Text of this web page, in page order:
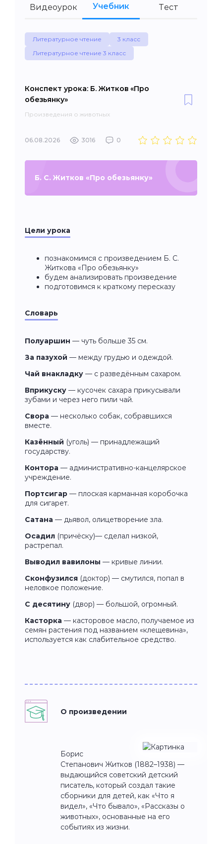
Видеоурок Учебник Тест
Литературное чтение
3 класс
Литературное чтение 3 класс
Конспект урока: Б. Житков «Про
обезьянку»
Произведения о животных
06.08.2026 3016 0
Б. С. Житков «Про обезьянку»
Цели урока
познакомимся с произведением Б. С.
Житкова «Про обезьянку»
будем анализировать произведение
подготовимся к краткому пересказу
Словарь
Полуаршин — чуть больше 35 см.
За пазухой — между грудью и одеждой.
Чай внакладку — с разведённым сахаром.
Вприкуску — кусочек сахара прикусывали
зубами и через него пили чай.
Свора — несколько собак, собравшихся
вместе.
Казённый (уголь) — принадлежащий
государству.
Контора — административно-канцелярское
учреждение.
Портсигар — плоская карманная коробочка
для сигарет.
Сатана — дьявол, олицетворение зла.
Осадил (причёску)— сделал низкой,
растрепал.
Выводил вавилоны — кривые линии.
Сконфузился (доктор) — смутился, попал в
неловкое положение.
С десятину (двор) — большой, огромный.
Касторка — касторовое масло, получаемое из
семян растения под названием «клещевина»,
используется как слабительное средство.
О произведении
Борис
Степанович Житков (1882–1938) —
выдающийся советский детский
писатель, который создал такие
сборники для детей, как «Что я
видел», «Что бывало», «Рассказы о
животных», основанные на его
событиях из жизни.